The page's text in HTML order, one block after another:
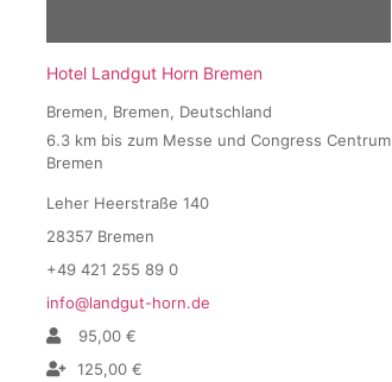
Hotel Landgut Horn Bremen
Bremen, Bremen, Deutschland
6.3 km bis zum Messe und Congress Centrum
Bremen
Leher Heerstraße 140
28357 Bremen
+49 421 255 89 0
info@landgut-horn.de
95,00 €
125,00 €